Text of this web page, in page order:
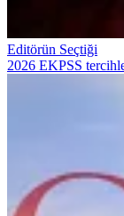
Editörün Seçtiği
2026 EKPSS